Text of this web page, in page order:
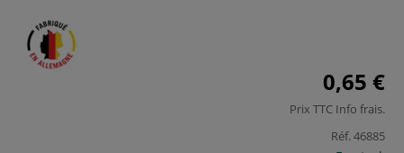
0,65 €
Prix TTC Info frais.
Réf.46885